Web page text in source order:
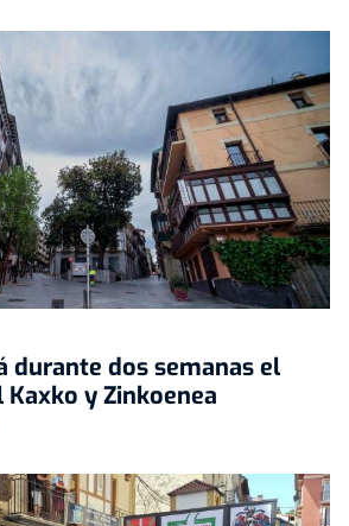
durante dos semanas el
y Zinkoenea